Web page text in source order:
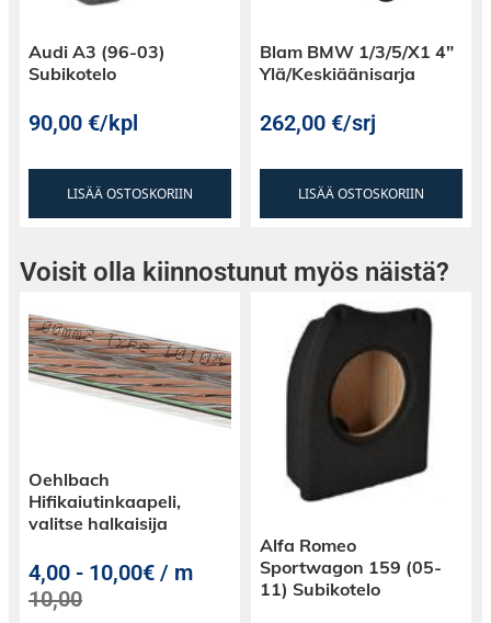
Audi A3 (96-03)
Subikotelo
90,00€/kpl
LISÄÄ OSTOSKORIIN
Blam BMW 1/3/5/X1 4″
Ylä/Keskiäänisarja
262,00€/srj
LISÄÄ OSTOSKORIIN
Voisit olla kiinnostunut myös näistä?
Oehlbach
Hifikaiutinkaapeli,
valitse halkaisija
4,00 - 10,00€ / m
10,00
Alfa Romeo
Sportwagon 159 (05-
11) Subikotelo